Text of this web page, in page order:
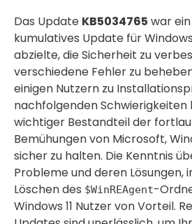
Das Update KB5034765 war
kumulatives Update für Windows
abzielte, die Sicherheit zu
verschiedene Fehler zu
einigen Nutzern zu
nachfolgenden Schwierigkeiten
wichtiger Bestandteil der
Bemühungen von Microsoft,
sicher zu halten. Die Kenntnis
Probleme und deren Lösungen,
Löschen des $WinREAgent-
Windows 11 Nutzer von Vorteil.